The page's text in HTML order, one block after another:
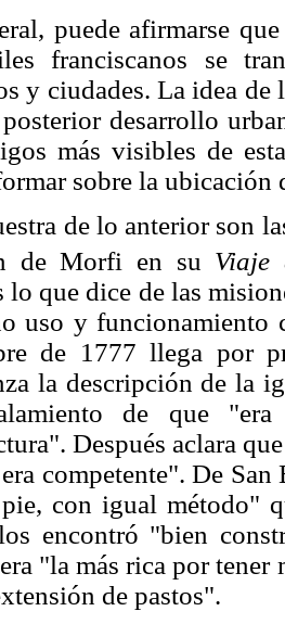
puede afirmarse
franciscanos se
y ciudades. La idea
desarrollo
más visibles de
sobre la
de lo anterior son
de Morfi en su Viaje
lo que dice de las
uso y
de 1777 llega por
la descripción de la
de que
Después aclara
competente". De
con igual método"
encontró "bien
"la más rica por tener
de pastos".